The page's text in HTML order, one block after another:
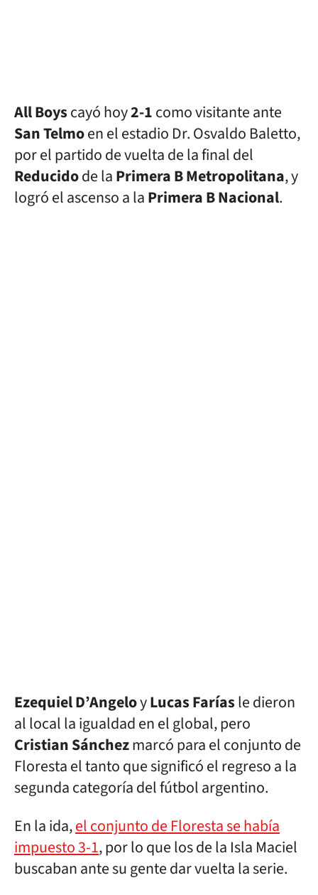
All Boyscayó hoy2-1como visitante ante
San Telmoen el estadio Dr. Osvaldo Baletto,
por el partido de vuelta de la final del
Reducidode laPrimera B Metropolitana, y
logró el ascenso a laPrimera B Nacional.
Ezequiel D’AngeloyLucas Faríasle dieron
al local la igualdad en el global, pero
Cristian Sánchezmarcó para el conjunto de
Floresta el tanto que significó el regreso a la
segunda categoría del fútbol argentino.
En la ida,el conjunto de Floresta se había
impuesto 3-1, por lo que los de la Isla Maciel
buscaban ante su gente dar vuelta la serie.